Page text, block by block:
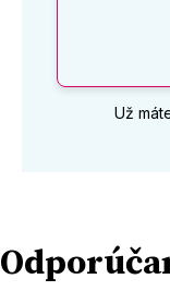
Už